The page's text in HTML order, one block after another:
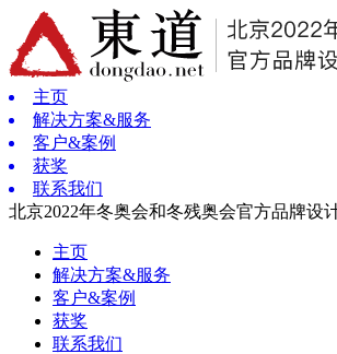
主页
解决方案&服务
客户&案例
获奖
联系我们
北京2022年冬奥会和冬残奥会官方品牌设
主页
解决方案&服务
客户&案例
获奖
联系我们